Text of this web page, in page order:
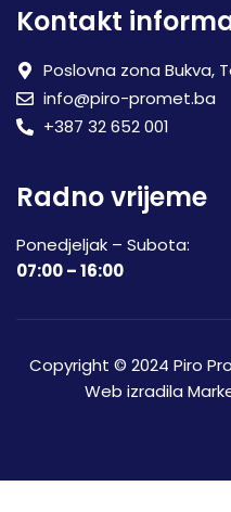
Kontakt
Poslovna zona Bukva,
info@piro-promet.ba
+387 32 652 001
Radno vrijeme
Ponedjeljak – Subota:
07:00 – 16:00
Copyright © 2024 Piro
Web izradila